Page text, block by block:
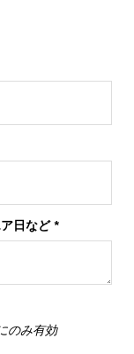
日など*
のみ有効